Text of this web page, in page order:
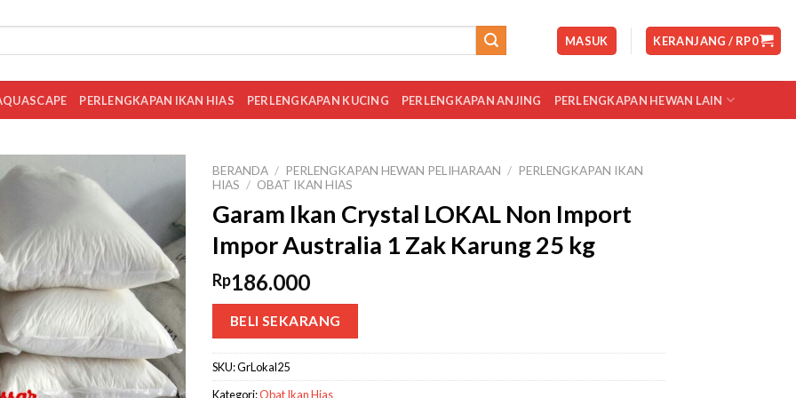
MASUK KERANJANG / RP0
PERLENGKAPAN IKAN HIAS PERLENGKAPAN KUCING PERLENGKAPAN ANJING PERLENGKAPAN HEWAN LAIN
BERANDA / PERLENGKAPAN HEWAN PELIHARAAN / PERLENGKAPAN IKAN
HIAS / OBAT IKAN HIAS
Garam Ikan Crystal LOKAL Non Import
Impor Australia 1 Zak Karung 25 kg
Rp186.000
BELI SEKARANG
SKU:GrLokal25
Kategori:Obat Ikan Hias